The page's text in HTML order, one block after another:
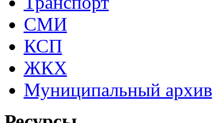
СМИ
КСП
ЖКХ
Муниципальный архив